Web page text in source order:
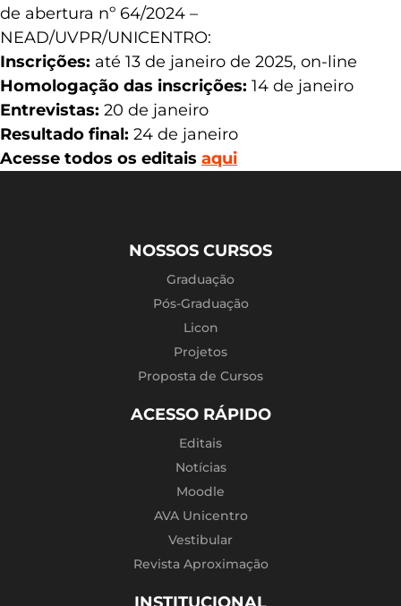
de abertura nº 64/2024 –
NEAD/UVPR/UNICENTRO:
Inscrições: até 13 de janeiro de 2025, on-line
Homologação das inscrições: 14 de janeiro
Entrevistas: 20 de janeiro
Resultado final: 24 de janeiro
Acesse todos os editais aqui
NOSSOS CURSOS
Graduação
Pós-Graduação
Licon
Projetos
Proposta de Cursos
ACESSO RÁPIDO
Editais
Notícias
Moodle
AVA Unicentro
Vestibular
Revista Aproximação
INSTITUCIONAL